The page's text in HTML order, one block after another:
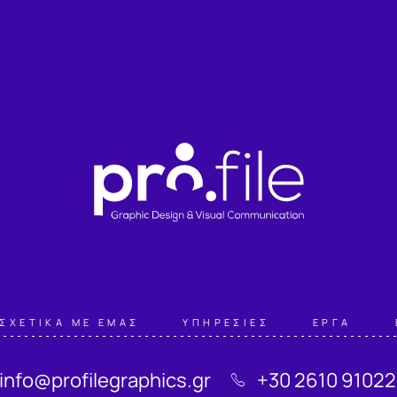
ΣΧΕΤΙΚΑ ΜΕ ΕΜΑΣ ΥΠΗΡΕΣΙΕΣ ΕΡΓΑ
info@profilegraphics.gr +30 2610